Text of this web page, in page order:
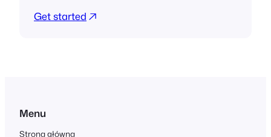
Get started
Menu
Strona główna